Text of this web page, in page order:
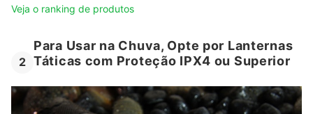
Veja o ranking de produtos
2
Para Usar na Chuva, Opte por Lanternas
Táticas com Proteção IPX4 ou Superior